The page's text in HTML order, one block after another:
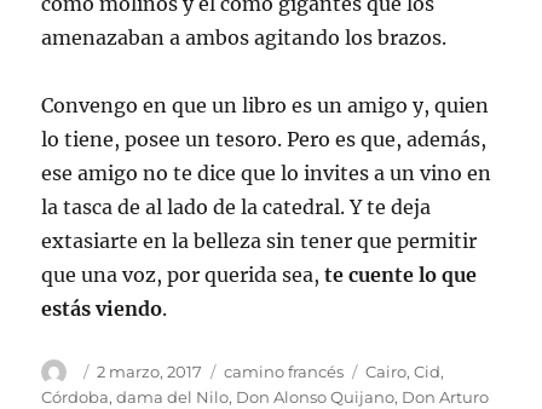
amenazaban a ambos agitando los brazos.
Convengo en que un libro es un amigo y, quien
lo tiene, posee un tesoro. Pero es que, además,
ese amigo no te dice que lo invites a un vino en
la tasca de al lado de la catedral. Y te deja
extasiarte en la belleza sin tener que permitir
que una voz, por querida sea,te cuente lo que
estás viendo.
Autor
Publicado
el
2 marzo, 2017 Categorías
camino francés Etiquetas
Cairo,Cid,
Córdoba,dama del Nilo, Don Alonso Quijano, Don Arturo